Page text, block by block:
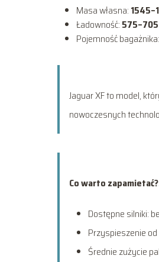
Masa własna:
Ładowność:
Pojemność bagażnika:
Jaguar XF to model,
nowoczesnych
Co warto
Dostępne silniki:
Przyspieszenie
Średnie zużycie